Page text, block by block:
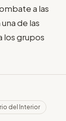
a las
de las
los grupos
del Interior